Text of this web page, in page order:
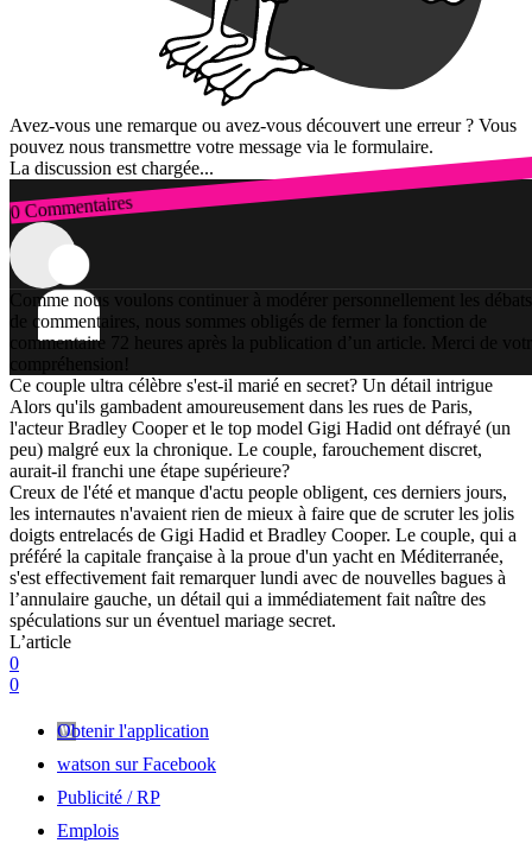
Avez-vous une remarque ou avez-vous découvert une erreur ? Vous
pouvez nous transmettre votre message via le formulaire.
La discussion est chargée...
0 Commentaires
Connexion
Comme nous voulons continuer à modérer personnellement les débats
de commentaires, nous sommes obligés de fermer la fonction de
commentaire 72 heures après la publication d’un article. Merci de
compréhension!
Ce couple ultra célèbre s'est-il marié en secret? Un détail intrigue
Alors qu'ils gambadent amoureusement dans les rues de Paris,
l'acteur Bradley Cooper et le top model Gigi Hadid ont défrayé (un
peu) malgré eux la chronique. Le couple, farouchement discret,
aurait-il franchi une étape supérieure?
Creux de l'été et manque d'actu people obligent, ces derniers jours,
les internautes n'avaient rien de mieux à faire que de scruter les jolis
doigts entrelacés de Gigi Hadid et Bradley Cooper. Le couple, qui a
préféré la capitale française à la proue d'un yacht en Méditerranée,
s'est effectivement fait remarquer lundi avec de nouvelles bagues à
l’annulaire gauche, un détail qui a immédiatement fait naître des
spéculations sur un éventuel mariage secret.
L’article
0
0
Obtenir l'application
watson sur Facebook
Publicité / RP
Emplois